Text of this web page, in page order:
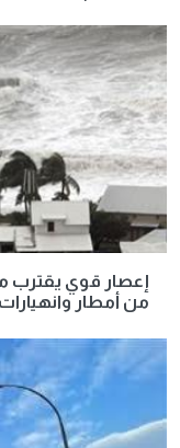
إعصار قوي يقترب
من أمطار